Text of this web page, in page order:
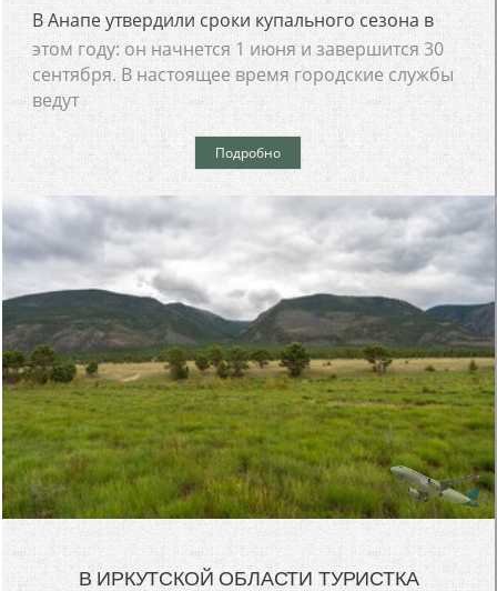
В Анапе утвердили сроки купального сезона в
этом году: он начнется 1 июня и завершится 30
сентября. В настоящее время городские службы
ведут
Подробно
В ИРКУТСКОЙ ОБЛАСТИ ТУРИСТКА